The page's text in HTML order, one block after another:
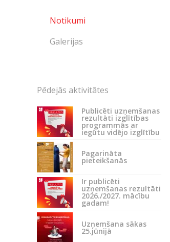
Notikumi
Galerijas
Pēdejās aktivitātes
Publicēti uzņemšanas
rezultāti izglītības
programmās ar
iegūtu vidējo izglītību
Pagarināta
pieteikšanās
Ir publicēti
uzņemšanas rezultāti
2026./2027. mācību
gadam!
Uzņemšana sākas
25.jūnijā